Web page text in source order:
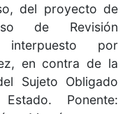
del proyecto de
de Revisión
por
en contra de la
Sujeto Obligado
Ponente: